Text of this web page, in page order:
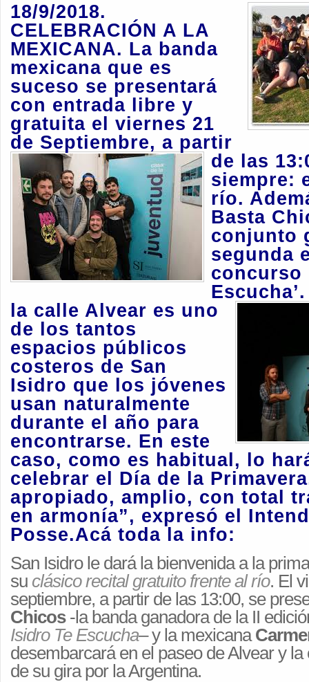
18/9/2018.
CELEBRACIÓN A LA
MEXICANA. La banda
mexicana que es
suceso se presentará
con entrada libre y
gratuita el viernes 21
de Septiembre, a partir
de las
siempre:
río.
Basta
conjunto
segunda
concurso
la calle Alvear es uno
de los tantos
espacios públicos
costeros de San
Isidro que los jóvenes
usan naturalmente
durante el año para
encontrarse. En este
caso, como es habitual, lo
celebrar el Día de la Primavera
apropiado, amplio, con total
en armonía”, expresó el
Posse.Acá toda la info:
San Isidro le dará la bienvenida a la
su clásico recital gratuito frente al río. El
septiembre, a partir de las 13:00, se
Chicos-la banda ganadora de la II
Isidro Te Escucha– y la mexicana
desembarcará en el paseo de Alvear y
de su gira por la Argentina.